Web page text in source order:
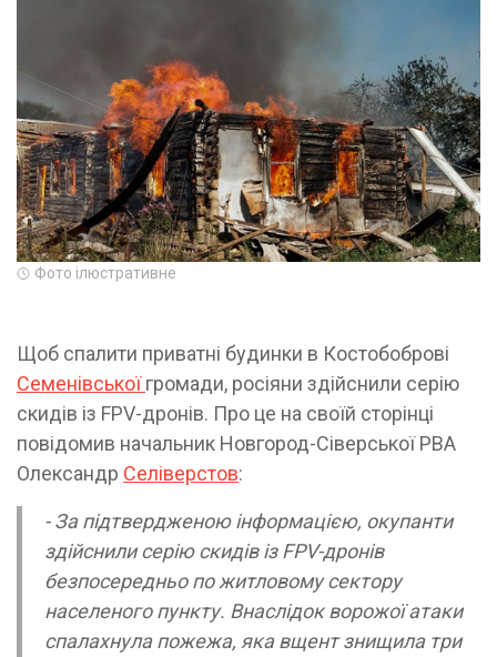
Фото ілюстративне
Щоб спалити приватні будинки в Костобоброві
Семенівськоїгромади, росіяни здійснили серію
скидів із FPV-дронів. Про це на своїй сторінці
повідомив начальник Новгород-Сіверської РВА
Олександр Селіверстов:
- За підтвердженою інформацією, окупанти
здійснили серію скидів із FPV-дронів
безпосередньо по житловому сектору
населеного пункту. Внаслідок ворожої атаки
спалахнула пожежа, яка вщент знищила три